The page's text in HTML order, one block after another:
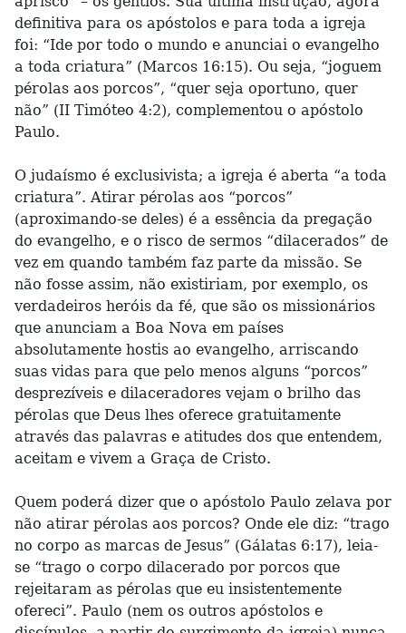
definitiva para os apóstolos e para toda a igreja
foi: “Ide por todo o mundo e anunciai o evangelho
a toda criatura” (Marcos 16:15). Ou seja, “joguem
pérolas aos porcos”, “quer seja oportuno, quer
não” (II Timóteo 4:2), complementou o apóstolo
Paulo.
O judaísmo é exclusivista; a igreja é aberta “a toda
criatura”. Atirar pérolas aos “porcos”
(aproximando-se deles) é a essência da pregação
do evangelho, e o risco de sermos “dilacerados” de
vez em quando também faz parte da missão. Se
não fosse assim, não existiriam, por exemplo, os
verdadeiros heróis da fé, que são os missionários
que anunciam a Boa Nova em países
absolutamente hostis ao evangelho, arriscando
suas vidas para que pelo menos alguns “porcos”
desprezíveis e dilaceradores vejam o brilho das
pérolas que Deus lhes oferece gratuitamente
através das palavras e atitudes dos que entendem,
aceitam e vivem a Graça de Cristo.
Quem poderá dizer que o apóstolo Paulo zelava por
não atirar pérolas aos porcos? Onde ele diz: “trago
no corpo as marcas de Jesus” (Gálatas 6:17), leia-
se “trago o corpo dilacerado por porcos que
rejeitaram as pérolas que eu insistentemente
ofereci”. Paulo (nem os outros apóstolos e